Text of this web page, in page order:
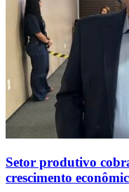
Setor produtivo
crescimento